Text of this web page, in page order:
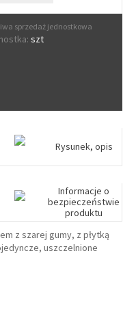
sprzedaż jednostkowa
szt
Rysunek, opis
Informacje o
bezpieczeństwie
produktu
z szarej gumy, z płytką
uszczelnione